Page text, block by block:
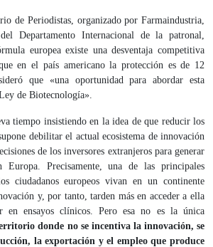
de Periodistas, organizado por Farmaindustria,
Departamento Internacional de la patronal,
europea existe una desventaja competitiva
en el país americano la protección es de 12
que «una oportunidad para abordar esta
de Biotecnología».
tiempo insistiendo en la idea de que reducir los
debilitar el actual ecosistema de innovación
de los inversores extranjeros para generar
Europa. Precisamente, una de las principales
ciudadanos europeos vivan en un continente
y, por tanto, tarden más en acceder a ella
en ensayos clínicos. Pero esa no es la única
donde no se incentiva la innovación, se
la exportación y el empleo que produce